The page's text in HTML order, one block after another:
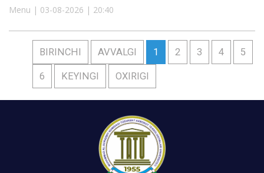
Menu | 03-08-2026 | 20:40
BIRINCHI AVVALGI 1 2 3 4 5
6 KEYINGI OXIRIGI